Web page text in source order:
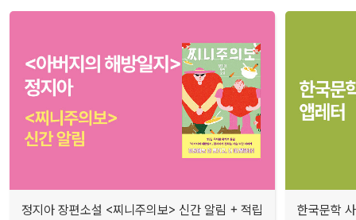
정지아 장편소설 <찌니주의보> 신간 알림 + 적립 한국문학